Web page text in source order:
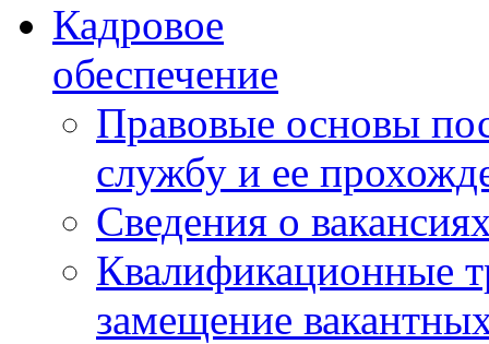
Кадровое
обеспечение
Правовые основы
службу и ее
Сведения о
Квалификационные
замещение